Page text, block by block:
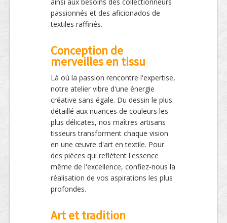
passionnés et des aficionados de
textiles raffinés.
Conception de
merveilles en tissu
Là où la passion rencontre l'expertise,
notre atelier vibre d'une énergie
créative sans égale. Du dessin le plus
détaillé aux nuances de couleurs les
plus délicates, nos maîtres artisans
tisseurs transforment chaque vision
en une œuvre d'art en textile. Pour
des pièces qui reflètent l'essence
même de l'excellence, confiez-nous la
réalisation de vos aspirations les plus
profondes.
Art et tradition